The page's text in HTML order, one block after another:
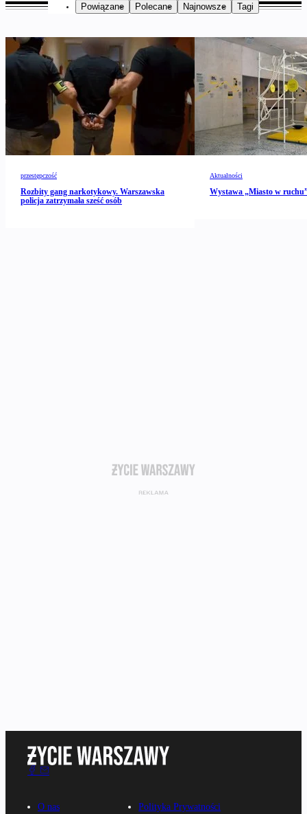
Powiązane Polecane Najnowsze Tagi
przestępczość
Rozbity gang narkotykowy. Warszawska
policja zatrzymała sześć osób
Aktualności
Wystawa „Miasto w
O nas
Polityka Prywatności